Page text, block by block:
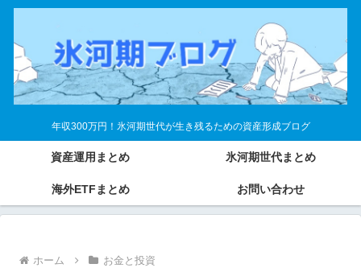
年収300万円！氷河期世代が生き残るための資産形成ブログ
資産運用まとめ 氷河期世代まとめ
海外ETFまとめ お問い合わせ
ホーム お金と投資